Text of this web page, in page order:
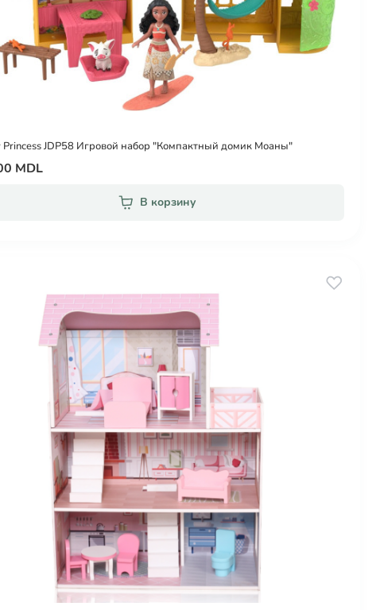
Princess JDP58 Игровой набор "Компактный домик Моаны"
MDL
В корзину